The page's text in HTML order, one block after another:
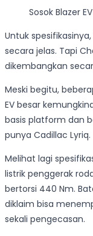
Sosok Blazer
Untuk
secara jelas. Tapi
dikembangkan
Meski begitu,
EV besar
basis platform dan
punya Cadillac Lyriq.
Melihat lagi
listrik penggerak
bertorsi 440 Nm.
diklaim bisa
sekali pengecasan.